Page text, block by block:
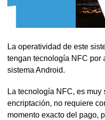
La operatividad de este
tengan tecnología NFC por
sistema Android.
La tecnología NFC, es muy
encriptación, no requiere
momento exacto del pago,